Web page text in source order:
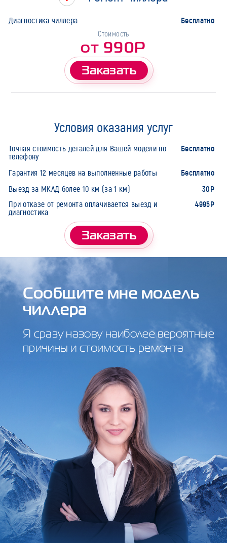
Диагностика чиллера Бесплатно
Стоимость
от 990Р
Заказать
Условия оказания услуг
Точная стоимость деталей для Вашей модели по
телефону
Бесплатно
Гарантия 12 месяцев на выполненные работы Бесплатно
Выезд за МКАД более 10 км (за 1 км) 30Р
При отказе от ремонта оплачивается выезд и
диагностика
4995Р
Заказать
Сообщите мне модель
чиллера
Я сразу назову наиболее вероятные
причины и стоимость ремонта